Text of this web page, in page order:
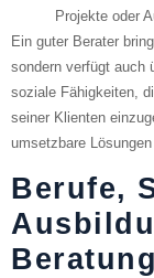
Projekte oder
Ein guter Berater
sondern verfügt auch
soziale Fähigkeiten,
seiner Klienten
umsetzbare Lösungen
Berufe,